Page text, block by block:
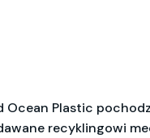
Ocean Plastic
recyklingowi